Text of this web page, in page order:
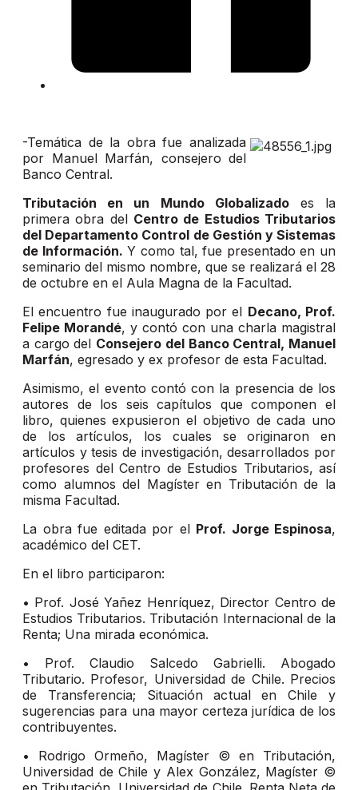
-Temática de la obra fue analizada
por Manuel Marfán, consejero del
Banco Central.
Tributación en un Mundo Globalizadoes la
primera obra del Centro de Estudios Tributarios
del Departamento Control de Gestión y Sistemas
de Información. Y como tal, fue presentado en un
seminario del mismo nombre, que se realizará el 28
de octubre en el Aula Magna de la Facultad.
El encuentro fue inaugurado por el Decano, Prof.
Felipe Morandé, y contó con una charla magistral
a cargo del Consejero del Banco Central, Manuel
Marfán, egresado y ex profesor de esta Facultad.
Asimismo, el evento contó con la presencia de los
autores de los seis capítulos que componen el
libro, quienes expusieron el objetivo de cada uno
de los artículos, los cuales se originaron en
artículos y tesis de investigación, desarrollados por
profesores del Centro de Estudios Tributarios, así
como alumnos del Magíster en Tributación de la
misma Facultad.
La obra fue editada por el Prof. Jorge Espinosa,
académico del CET.
En el libro participaron:
• Prof. José Yañez Henríquez, Director Centro de
Estudios Tributarios. Tributación Internacional de la
Renta; Una mirada económica.
• Prof. Claudio Salcedo Gabrielli. Abogado
Tributario. Profesor, Universidad de Chile. Precios
de Transferencia; Situación actual en Chile y
sugerencias para una mayor certeza jurídica de los
contribuyentes.
• Rodrigo Ormeño, Magíster © en Tributación,
Universidad de Chile y Alex González, Magíster ©